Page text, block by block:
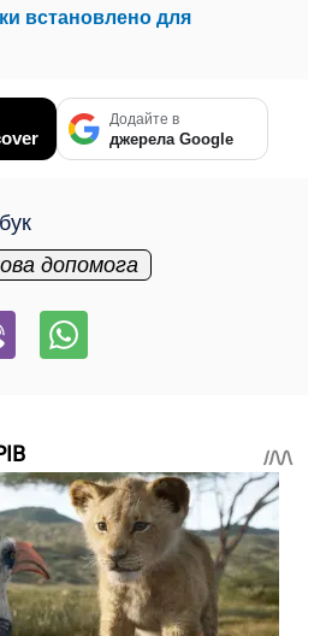
встановлено для
Додайте в
джерела Google
допомога